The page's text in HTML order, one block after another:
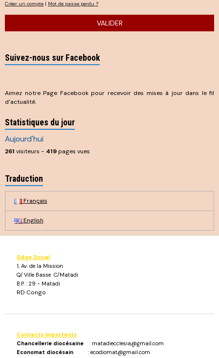
Créer un compte | Mot de passe perdu ?
VALIDER
Suivez-nous sur Facebook
Aimez notre Page Facebook pour recevoir des mises à jour dans le fil
d’actualité.
Statistiques du jour
Aujourd'hui
261 visiteurs - 419pages vues
Traduction
Français
English
Siège Social
1, Av. de la Mission
Q/ Ville Basse C/Matadi
B.P. : 29 - Matadi
RD Congo
Contacts importants :
Chancellerie diocésaine : matadiecclesia@gmail.com
Economat diocésain : ecodiomat@gmail.com